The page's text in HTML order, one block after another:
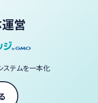
営
ステムを一本化